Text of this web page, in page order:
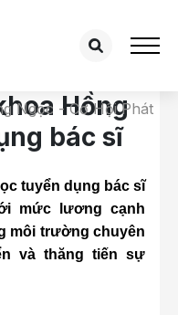
Ngọc - Cơ Hội Phát
Hồng
bác sĩ
tuyển dụng bác sĩ
mức lương cạnh
môi trường chuyên
và thăng tiến sự